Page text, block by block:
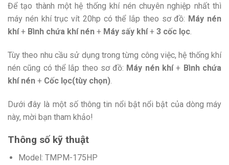
Để tạo thành một hệ thống khí nén chuyên nghiệp nhất thì
máy nén khí trục vít 20hp có thể lắp theo sơ đồ: Máy nén
khí+ Bình chứa khí nén + Máy sấy khí+ 3 cốc lọc.
Tùy theo nhu cầu sử dụng trong từng công việc, hệ thống khí
nén cũng có thể lắp theo sơ đồ: Máy nén khí+ Bình chứa
khí nén + Cốc lọc(tùy chọn)
Dưới đây là một số thông tin nổi bật nổi bật của dòng máy
này, mời bạn tham khảo!
Thông số kỹ thuật
Model: TMPM-175HP